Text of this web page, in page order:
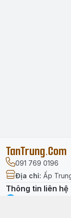
TanTrung.Com
091 769 0196
Địa chỉ: Ấp
Thông tin liên hệ